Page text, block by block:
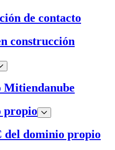
de contacto
construcción
Mitiendanube
propio
del dominio propio